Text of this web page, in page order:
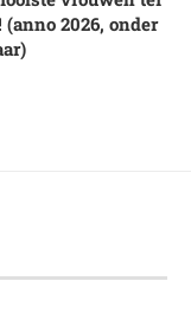
(anno 2026, onder